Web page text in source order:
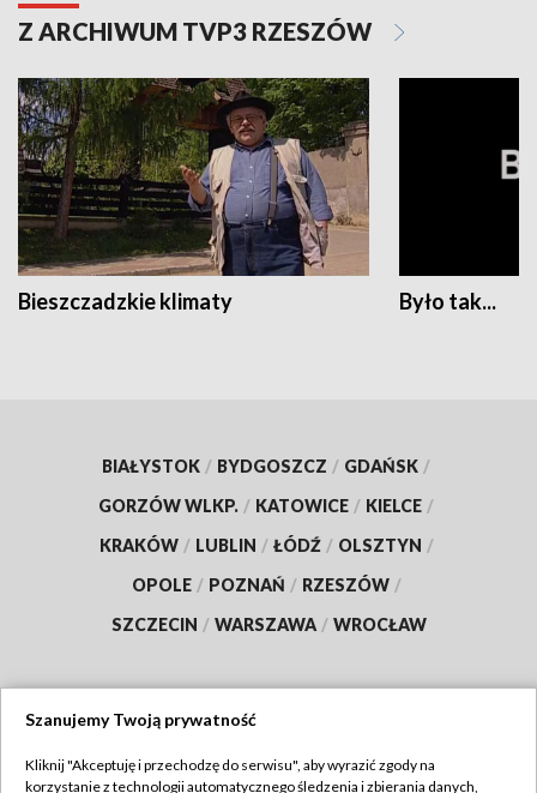
Z ARCHIWUM TVP3 RZESZÓW
Bieszczadzkie klimaty Było tak...
BIAŁYSTOK / BYDGOSZCZ / GDAŃSK /
GORZÓW WLKP. / KATOWICE / KIELCE /
KRAKÓW / LUBLIN / ŁÓDŹ / OLSZTYN /
OPOLE / POZNAŃ / RZESZÓW /
SZCZECIN / WARSZAWA / WROCŁAW
Szanujemy Twoją prywatność
Kliknij "Akceptuję i przechodzę do serwisu", aby wyrazić zgody na
korzystanie z technologii automatycznego śledzenia i zbierania danych,